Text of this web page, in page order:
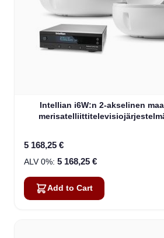
Intellian i6W:n 2-akselinen
5 168,25 €
5 168,25 €
Add to Cart